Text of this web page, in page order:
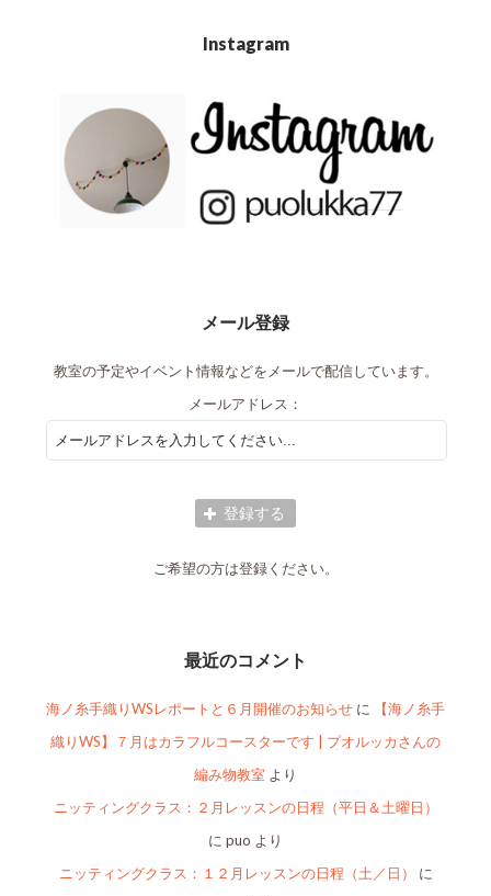
Instagram
メール登録
教室の予定やイベント情報などをメールで配信しています。
メールアドレス：
ご希望の方は登録ください。
最近のコメント
海ノ糸手織りWSレポートと６月開催のお知らせ に
【海ノ糸手
織りWS】７月はカラフルコースターです | プオルッカさんの
編み物教室 より
ニッティングクラス：２月レッスンの日程（平日＆土曜日）
に puo より
ニッティングクラス：１２月レッスンの日程（土／日）
に